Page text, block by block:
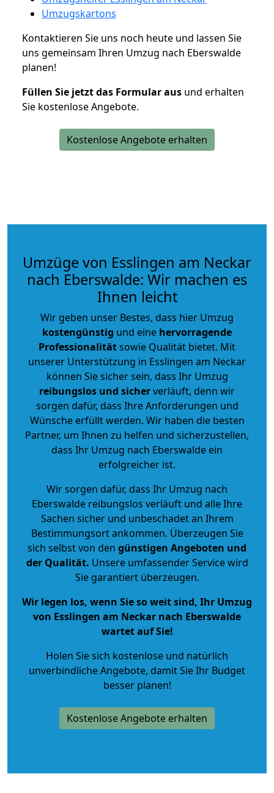
Umzugskartons
Kontaktieren Sie uns noch heute und lassen Sie
uns gemeinsam Ihren Umzug nach Eberswalde
planen!
Füllen Sie jetzt das Formular aus und erhalten
Sie kostenlose Angebote.
Kostenlose Angebote erhalten
Umzüge von Esslingen am Neckar
nach Eberswalde: Wir machen es
Ihnen leicht
Wir geben unser Bestes, dass hier Umzug
kostengünstig und eine hervorragende
Professionalitätsowie Qualität bietet. Mit
unserer Unterstützung in Esslingen am Neckar
können Sie sicher sein, dass Ihr Umzug
reibungslos und sicherverläuft, denn wir
sorgen dafür, dass Ihre Anforderungen und
Wünsche erfüllt werden. Wir haben die besten
Partner, um Ihnen zu helfen und sicherzustellen,
dass Ihr Umzug nach Eberswalde ein
erfolgreicher ist.
Wir sorgen dafür, dass Ihr Umzug nach
Eberswalde reibungslos verläuft und alle Ihre
Sachen sicher und unbeschadet an Ihrem
Bestimmungsort ankommen. Überzeugen Sie
sich selbst von den günstigen Angeboten und
der Qualität. Unsere umfassender Service wird
Sie garantiert überzeugen.
Wir legen los, wenn Sie so weit sind, Ihr Umzug
von Esslingen am Neckar nach Eberswalde
wartet auf Sie!
Holen Sie sich kostenlose und natürlich
unverbindliche Angebote, damit Sie Ihr Budget
besser planen!
Kostenlose Angebote erhalten